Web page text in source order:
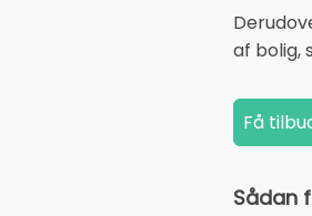
af bolig,
Sådan